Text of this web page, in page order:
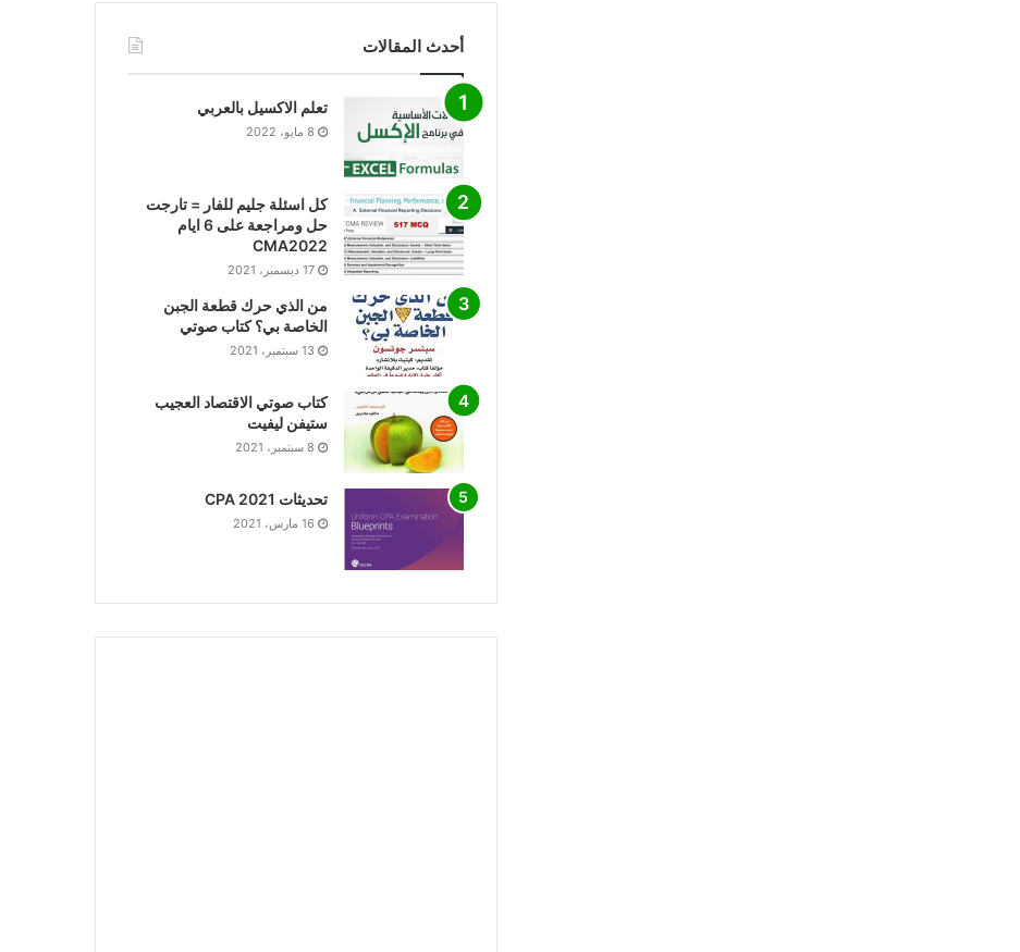
أحدث المقالات
تعلم الاكسيل بالعربي
8 مايو، 2022
كل اسئلة جليم للفار = تارجت
حل ومراجعة على 6 ايام
CMA2022
17 ديسمبر، 2021
من الذي حرك قطعة الجبن
الخاصة بي؟ كتاب صوتي
13 سبتمبر، 2021
كتاب صوتي الاقتصاد العجيب
ستيفن ليفيت
8 سبتمبر، 2021
تحديثات CPA 2021
16 مارس، 2021